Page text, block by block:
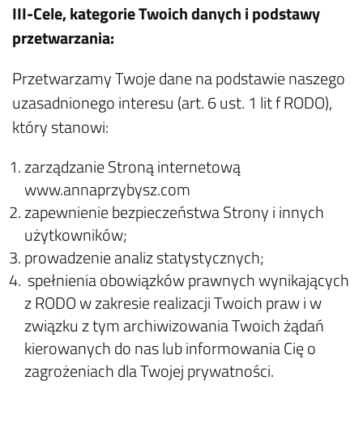
III-Cele, kategorie Twoich danych i podstawy
przetwarzania:
Przetwarzamy Twoje dane na podstawie naszego
uzasadnionego interesu (art. 6 ust. 1 lit f RODO),
który stanowi:
zarządzanie Stroną internetową
www.annaprzybysz.com
zapewnienie bezpieczeństwa Strony i innych
użytkowników;
prowadzenie analiz statystycznych;
spełnienia obowiązków prawnych wynikających
z RODO w zakresie realizacji Twoich praw i w
związku z tym archiwizowania Twoich żądań
kierowanych do nas lub informowania Cię o
zagrożeniach dla Twojej prywatności.